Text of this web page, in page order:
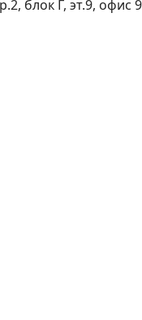
блок Г, эт.9, офис